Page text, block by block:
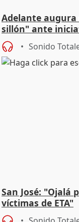
Adelante augura
sillón" ante
Sonido
San José: "Ojalá
víctimas de ETA"